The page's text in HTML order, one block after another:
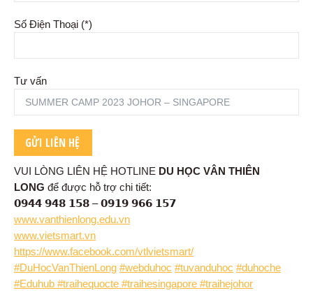
Số Điện Thoại (*)
Tư vấn
VUI LÒNG LIÊN HỆ HOTLINE DU HỌC VÂN THIÊN
LONG để được hỗ trợ chi tiết:
𝟬𝟵𝟰𝟰 𝟵𝟰𝟴 𝟭𝟱𝟴 – 𝟬𝟵𝟭𝟵 𝟵𝟲𝟲 𝟭𝟱𝟳
www.vanthienlong.edu.vn
www.vietsmart.vn
https://www.facebook.com/vtlvietsmart/
#DuHocVanThienLong #webduhoc #tuvanduhoc #duhoche
#Eduhub #traihequocte #traihesingapore #traihejohor